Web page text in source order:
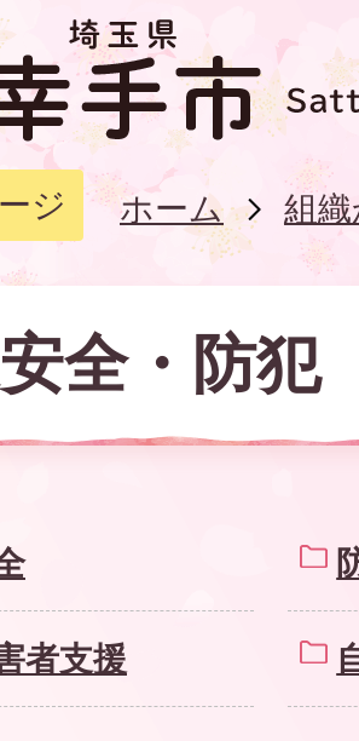
ジ ホーム 組
全・防犯
者支援